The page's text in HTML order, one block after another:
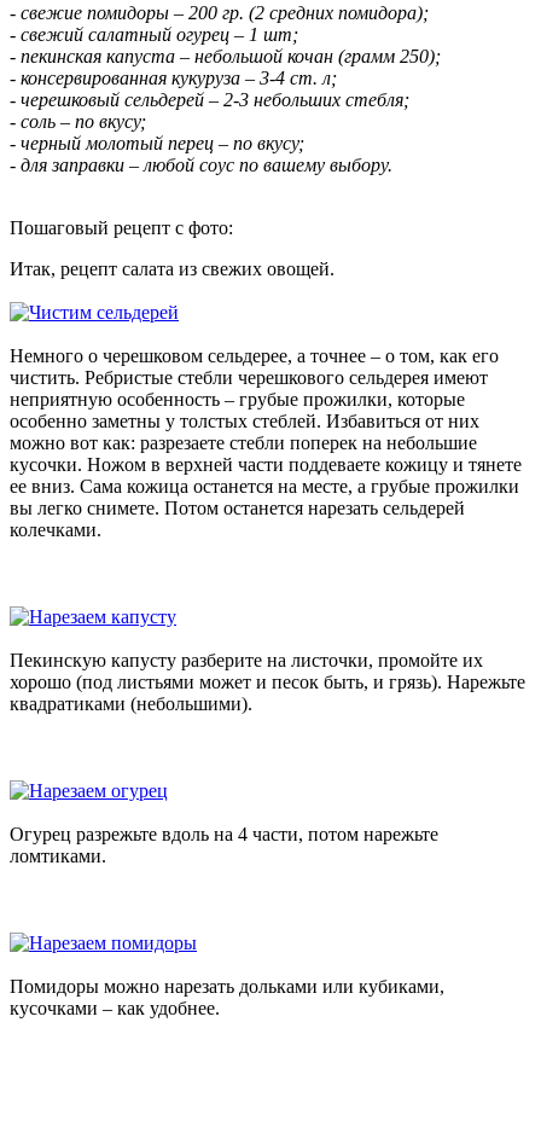
- свежие помидоры – 200 гр. (2 средних помидора);
- свежий салатный огурец – 1 шт;
- пекинская капуста – небольшой кочан (грамм 250);
- консервированная кукуруза – 3-4 ст. л;
- черешковый сельдерей – 2-3 небольших стебля;
- соль – по вкусу;
- черный молотый перец – по вкусу;
- для заправки – любой соус по вашему выбору.
Пошаговый рецепт с фото:
Итак, рецепт салата из свежих овощей.
Немного о черешковом сельдерее, а точнее – о том, как его
чистить. Ребристые стебли черешкового сельдерея имеют
неприятную особенность – грубые прожилки, которые
особенно заметны у толстых стеблей. Избавиться от них
можно вот как: разрезаете стебли поперек на небольшие
кусочки. Ножом в верхней части поддеваете кожицу и тянете
ее вниз. Сама кожица останется на месте, а грубые прожилки
вы легко снимете. Потом останется нарезать сельдерей
колечками.
Пекинскую капусту разберите на листочки, промойте их
хорошо (под листьями может и песок быть, и грязь). Нарежьте
квадратиками (небольшими).
Огурец разрежьте вдоль на 4 части, потом нарежьте
ломтиками.
Помидоры можно нарезать дольками или кубиками,
кусочками – как удобнее.